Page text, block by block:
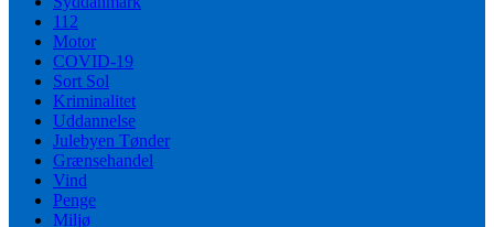
112
Motor
COVID-19
Sort Sol
Kriminalitet
Uddannelse
Julebyen Tønder
Grænsehandel
Vind
Penge
Miljø